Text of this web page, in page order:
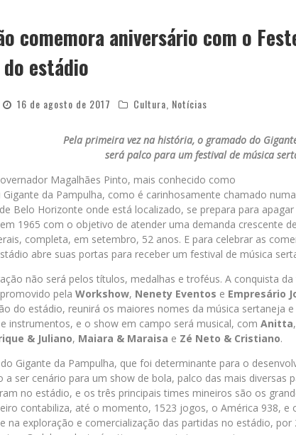
comemora aniversário com o
estádio
16 de agosto de 2017 Cultura Notícias
Pela primeira vez na história, o gramado do
será palco para um festival de música
Magalhães Pinto, mais conhecido como
Gigante da Pampulha, como é carinhosamente chamado
Belo Horizonte onde está localizado, se prepara para
1965 com o objetivo de atender uma demanda crescente
completa, em setembro, 52 anos. E para celebrar as
abre suas portas para receber um festival de música
não será pelos títulos, medalhas e troféus. A conquista
pela Workshow, Nenety Eventos e Empresário
do estádio, reunirá os maiores nomes da música sertaneja
instrumentos, e o show em campo será musical, com Anitta,
& Juliano, Maiara & Maraisa e Zé Neto & Cristiano.
Gigante da Pampulha, que foi determinante para o
a ser cenário para um show de bola, palco das mais diversas
no estádio, e os três principais times mineiros são os
contabiliza, até o momento, 1523 jogos, o América 938, e
na exploração e comercialização das partidas no estádio,